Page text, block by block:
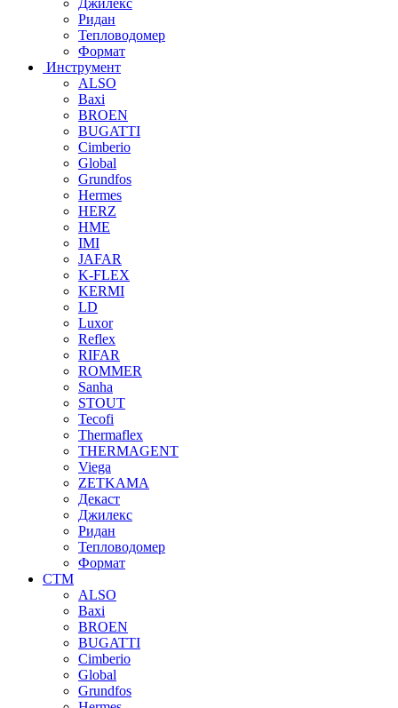
Ридан
Тепловодомер
Формат
Инструмент
ALSO
Baxi
BROEN
BUGATTI
Cimberio
Global
Grundfos
Hermes
HERZ
HME
IMI
JAFAR
K-FLEX
KERMI
LD
Luxor
Reflex
RIFAR
ROMMER
Sanha
STOUT
Tecofi
Thermaflex
THERMAGENT
Viega
ZETKAMA
Декаст
Джилекс
Ридан
Тепловодомер
Формат
СТМ
ALSO
Baxi
BROEN
BUGATTI
Cimberio
Global
Grundfos